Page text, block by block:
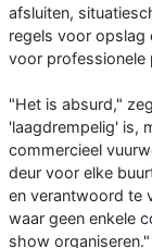
afsluiten,
regels voor opslag
voor professionele
"Het is absurd,"
'laagdrempelig' is,
commercieel
deur voor elke
en verantwoord te
waar geen enkele
show organiseren."